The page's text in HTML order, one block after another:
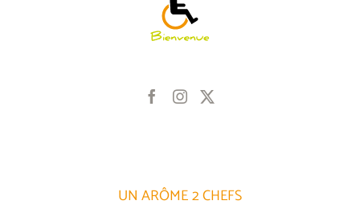
UN ARÔME 2 CHEFS